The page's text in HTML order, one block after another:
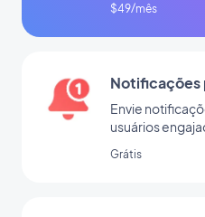
$49/mês
Notificações
Envie
usuários
Grátis